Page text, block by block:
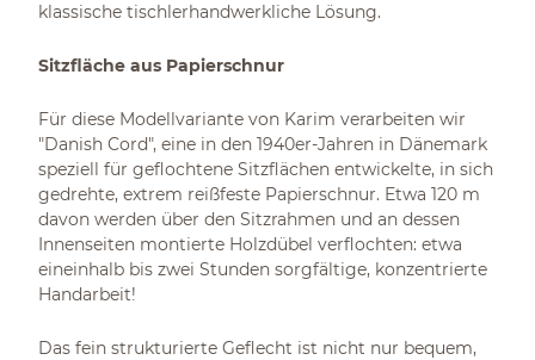
klassische tischlerhandwerkliche Lösung.
Sitzfläche aus Papierschnur
Für diese Modellvariante von Karim verarbeiten wir
"Danish Cord", eine in den 1940er-Jahren in Dänemark
speziell für geflochtene Sitzflächen entwickelte, in sich
gedrehte, extrem reißfeste Papierschnur. Etwa 120 m
davon werden über den Sitzrahmen und an dessen
Innenseiten montierte Holzdübel verflochten: etwa
eineinhalb bis zwei Stunden sorgfältige, konzentrierte
Handarbeit!
Das fein strukturierte Geflecht ist nicht nur bequem,